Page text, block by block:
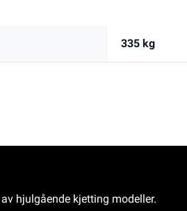
335 kg
hjulgående kjetting modeller.